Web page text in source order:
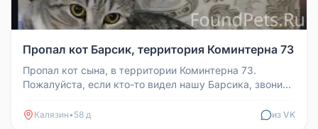
Пропал кот Барсик, территория Коминтерна 73
Пропал кот сына, в территории Коминтерна 73.
Пожалуйста, если кто-то видел нашу Барсика, звоните
Калязин• 58 д из VK